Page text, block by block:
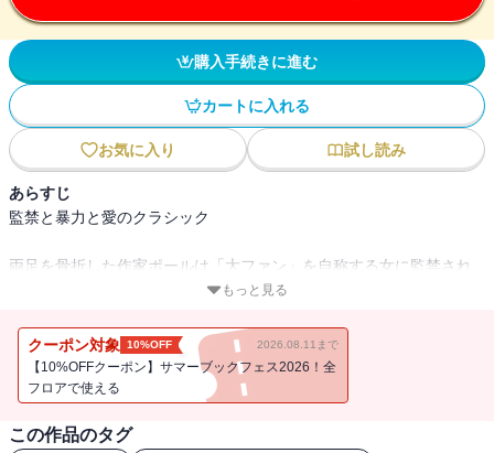
購入手続きに進む
カートに入れる
お気に入り 試し読み
あらすじ
監禁と暴力と愛のクラシック
両足を骨折した作家ポールは「大ファン」を自称する女に監禁され
た。狂気に侵された女のもとから脱出することはできるのか??？
もっと見る
クーポン対象 10%OFF 2026.08.11まで
【10%OFFクーポン】サマーブックフェス2026！全
フロアで使える
この作品のタグ